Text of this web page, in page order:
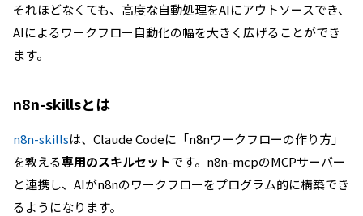
それほどなくても、高度な自動処理をAIにアウトソースでき、
AIによるワークフロー自動化の幅を大きく広げることができ
ます。
n8n-skillsとは
n8n-skillsは、Claude Codeに「n8nワークフローの作り方」
を教える専用のスキルセットです。n8n-mcpのMCPサーバー
と連携し、AIがn8nのワークフローをプログラム的に構築でき
るようになります。